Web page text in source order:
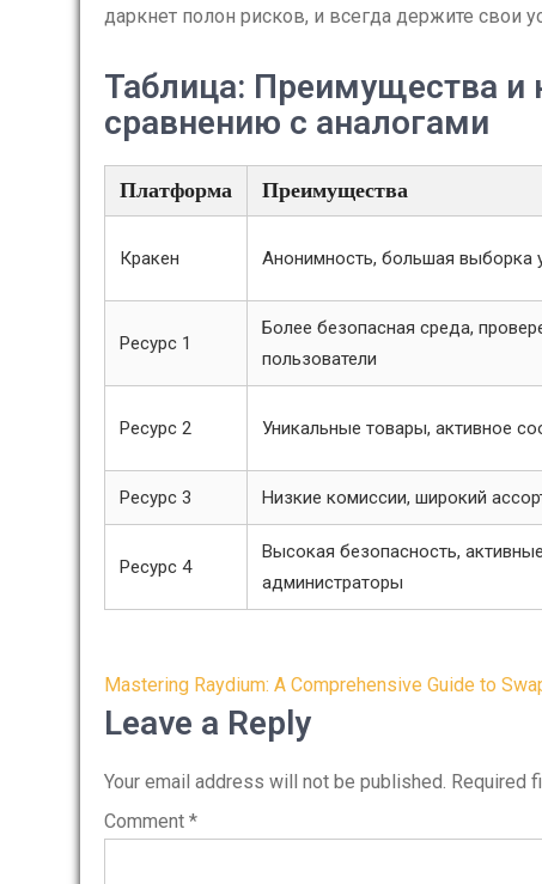
даркнет полон рисков, и всегда держите свои
Таблица: Преимущества и
сравнению с аналогами
Платформа Преимущества
Кракен Анонимность, большая выборка
Ресурс 1
Более безопасная среда,
пользователи
Ресурс 2 Уникальные товары, активное
Ресурс 3 Низкие комиссии, широкий
Ресурс 4
Высокая безопасность, активные
администраторы
Post
navigation
Mastering Raydium: A Comprehensive Guide to
Leave a Reply
Your email address will not be published. Required
Comment *